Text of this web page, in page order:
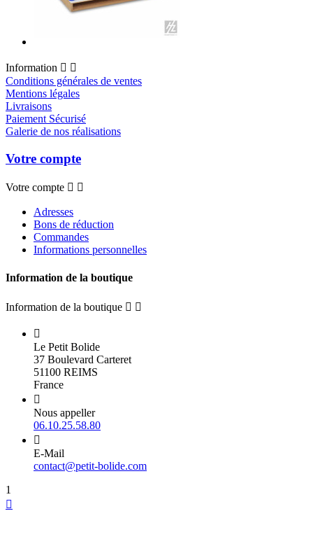
Information  
Conditions générales de ventes
Mentions légales
Livraisons
Paiement Sécurisé
Galerie de nos réalisations
Votre compte
Votre compte  
Adresses
Bons de réduction
Commandes
Informations personnelles
Information de la boutique
Information de la boutique  

Le Petit Bolide
37 Boulevard Carteret
51100 REIMS
France

Nous appeller
06.10.25.58.80

E-Mail
contact@petit-bolide.com
1
